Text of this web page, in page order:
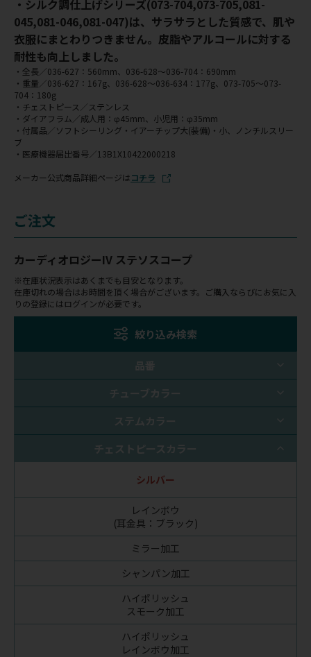
・シルク調仕上げシリーズ(073-704,073-705,081-
045,081-046,081-047)は、サラサラとした質感で、肌や
衣服にまとわりつきません。皮脂やアルコールに対する
耐性も向上しました。
・全長／036-627：560mm、036-628～036-704：690mm
・重量／036-627：167g、036-628～036-634：177g、073-705～073-
704：180g
・チェストピース／ステンレス
・ダイアフラム／成人用：φ45mm、小児用：φ35mm
・付属品／ソフトシーリング・イアーチップ大(装備)・小、ノンチルスリー
ブ
・医療機器届出番号／13B1X10422000218
メーカー公式商品詳細ページはコチラ
ご注文
カーディオロジーIV ステソスコープ
※在庫状況表示はあくまでも目安となります。
在庫切れの場合はお時間を頂く場合がございます。ご購入ならびにお気に入
りの登録にはログインが必要です。
絞り込み検索
品番
チューブカラー
ステムカラー
シルバー
レインボウ
(耳金具：ブラック)
ミラー加工
シャンパン加工
ハイポリッシュ
スモーク加工
ハイポリッシュ
レインボウ加工
チェストピースカラー